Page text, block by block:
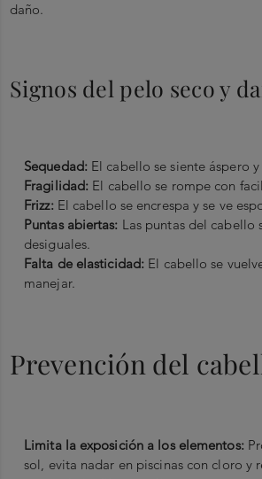
daño.
Signos del pelo seco y
Sequedad:El cabello se siente áspero
Fragilidad: El cabello se rompe con
Frizz:El cabello se encrespa y se ve
Puntas abiertas: Las puntas del cabello
desiguales.
Falta de elasticidad: El cabello se
manejar.
Prevención del
Limita la exposición a los elementos:
sol, evita nadar en piscinas con cloro y